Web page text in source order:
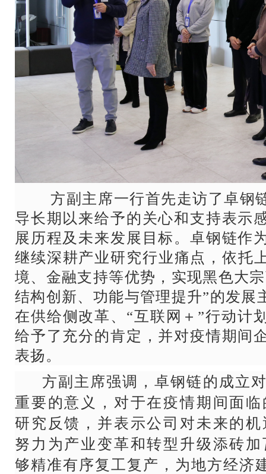
方副主席一行首先走访了卓钢
导长期以来给予的关心和支持表示
展历程及未来发展目标。 卓钢链作
继续深耕产业研究行业痛点，依托
境、金融支持等优势，实现黑色大
结构创新、功能与管理提升”的发展
在供给侧改革、“互联网＋”行动计
给予了充分的肯定，并对疫情期间
表扬。
方副主席强调，卓钢链的成立
重要的意义，对于在疫情期间面
研究反馈，并表示公司对未来的
努力为产业变革和转型升级添砖
够精准有序复工复产，为地方经济